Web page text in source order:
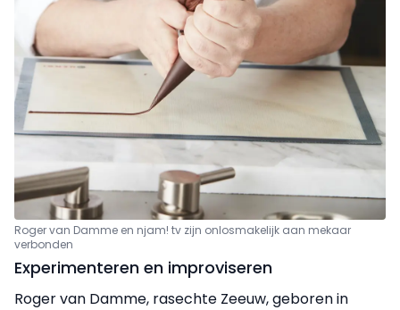
Roger van Damme en njam! tv zijn onlosmakelijk aan mekaar
verbonden
Experimenteren en improviseren
Roger van Damme, rasechte Zeeuw, geboren in